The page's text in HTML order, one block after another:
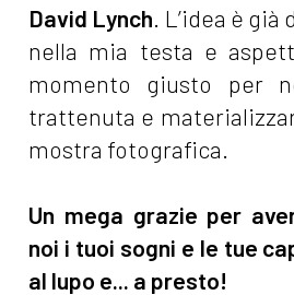
David Lynch . L’idea è
nella mia testa e
momento giusto per
trattenuta e
mostra fotografica.
Un mega grazie per
noi i tuoi sogni e le tue
al lupo e... a presto!